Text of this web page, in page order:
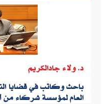
د. ولاء جادالكريم
باحث وكاتب في قضايا
العام لمؤسسة شركاء من